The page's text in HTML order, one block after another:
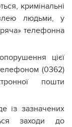
кримінальні
людьми, у
телефонна
цієї
(0362)
пошти
із зазначених
заходи до